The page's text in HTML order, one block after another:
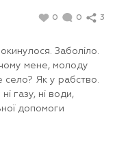
0 0 3
Заболіло.
мене, молоду
село? Як у рабство.
газу, ні води,
допомоги